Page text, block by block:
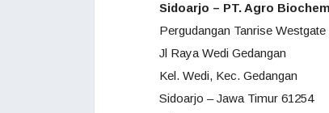
Sidoarjo – PT. Agro Biochem
Pergudangan Tanrise
Jl Raya Wedi Gedangan
Kel. Wedi, Kec. Gedangan
Sidoarjo – Jawa Timur 61254